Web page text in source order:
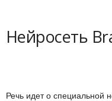
Нейросеть
Речь идет о специальной